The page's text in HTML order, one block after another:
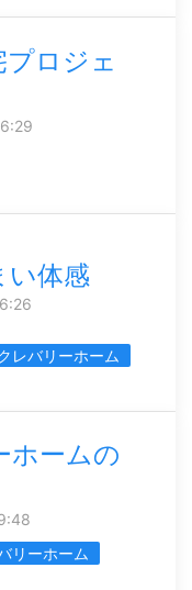
ロジェ
い体感
レバリーホーム
ホームの
リーホーム